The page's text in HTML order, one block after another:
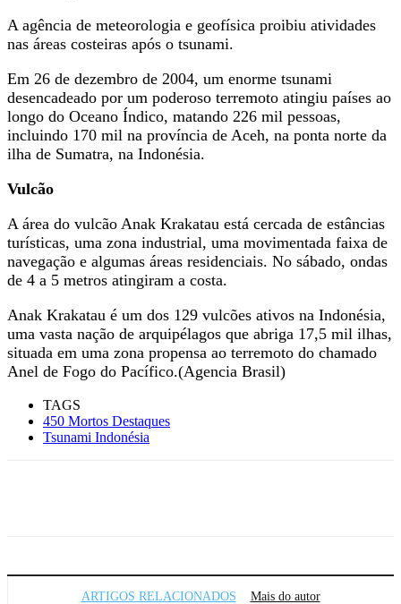
A agência de meteorologia e geofísica proibiu atividades
nas áreas costeiras após o tsunami.
Em 26 de dezembro de 2004, um enorme tsunami
desencadeado por um poderoso terremoto atingiu países ao
longo do Oceano Índico, matando 226 mil pessoas,
incluindo 170 mil na província de Aceh, na ponta norte da
ilha de Sumatra, na Indonésia.
Vulcão
A área do vulcão Anak Krakatau está cercada de estâncias
turísticas, uma zona industrial, uma movimentada faixa de
navegação e algumas áreas residenciais. No sábado, ondas
de 4 a 5 metros atingiram a costa.
Anak Krakatau é um dos 129 vulcões ativos na Indonésia,
uma vasta nação de arquipélagos que abriga 17,5 mil ilhas,
situada em uma zona propensa ao terremoto do chamado
Anel de Fogo do Pacífico.(Agencia Brasil)
TAGS
450 Mortos Destaques
Tsunami Indonésia
ARTIGOS RELACIONADOS Mais do autor